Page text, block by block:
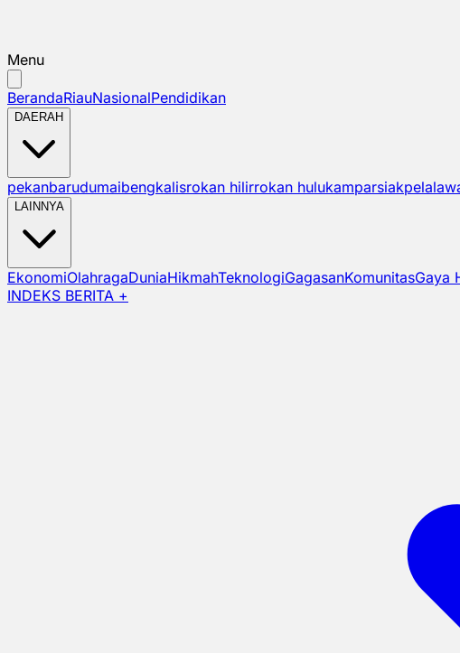
Menu
BerandaRiauNasionalPendidikan
DAERAH
pekanbarudumaibengkalisrokan hilirrokan hulukamparsiak
LAINNYA
EkonomiOlahragaDuniaHikmahTeknologiGagasanKomunitasGaya
INDEKS BERITA +